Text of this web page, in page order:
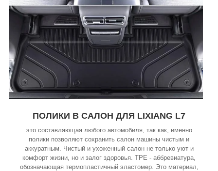
ПОЛИКИ В САЛОН ДЛЯ LIXIANG L7
это составляющая любого автомобиля, так как, именно
полики позволяют сохранить салон машины чистым и
аккуратным. Чистый и ухоженный салон не только уют и
комфорт жизни, но и залог здоровья. TPE - аббревиатура,
обозначающая термопластичный эластомер. Это материал,